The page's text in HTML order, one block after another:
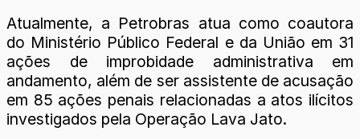
Atualmente, a Petrobras atua como coautora
do Ministério Público Federal e da União em 31
ações de improbidade administrativa em
andamento, além de ser assistente de acusação
em 85 ações penais relacionadas a atos ilícitos
investigados pela Operação Lava Jato.